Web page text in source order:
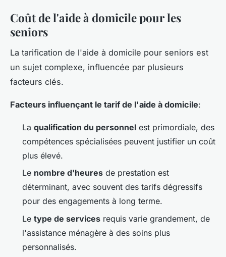
Coût de l'aide à domicile pour les
seniors
La tarification de l'aide à domicile pour seniors est
un sujet complexe, influencée par plusieurs
facteurs clés.
Facteurs influençant le tarif de l'aide à domicile:
La qualification du personnel est primordiale, des
compétences spécialisées peuvent justifier un coût
plus élevé.
Le nombre d'heures de prestation est
déterminant, avec souvent des tarifs dégressifs
pour des engagements à long terme.
Le type de services requis varie grandement, de
l'assistance ménagère à des soins plus
personnalisés.